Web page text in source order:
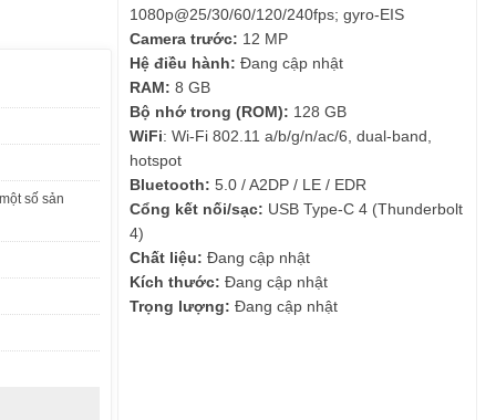
số sản
1080p@25/30/60/120/240fps; gyro-EIS
Camera trước: 12 MP
Hệ điều hành: Đang cập nhật
RAM: 8 GB
Bộ nhớ trong (ROM): 128 GB
WiFi: Wi-Fi 802.11 a/b/g/n/ac/6, dual-band,
hotspot
Bluetooth: 5.0 / A2DP / LE / EDR
Cổng kết nối/sạc: USB Type-C 4 (Thunderbolt
4)
Chất liệu: Đang cập nhật
Kích thước: Đang cập nhật
Trọng lượng: Đang cập nhật